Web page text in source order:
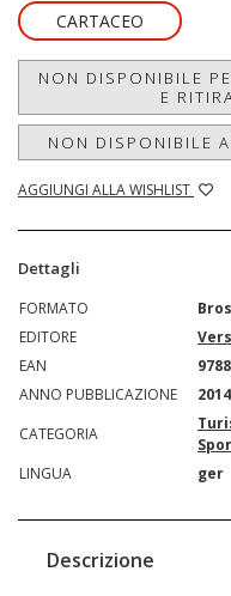
CARTACEO
NON DISPONIBILE
E
NON DISPONIBILE
AGGIUNGI ALLA WISHLIST
Dettagli
FORMATO
EDITORE
EAN
ANNO PUBBLICAZIONE
2014
CATEGORIA
LINGUA
ger
Descrizione